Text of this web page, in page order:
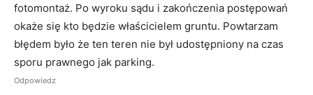
fotomontaż. Po wyroku sądu i zakończenia postępowań
okaże się kto będzie właścicielem gruntu. Powtarzam
błędem było że ten teren nie był udostępniony na czas
sporu prawnego jak parking.
Odpowiedz